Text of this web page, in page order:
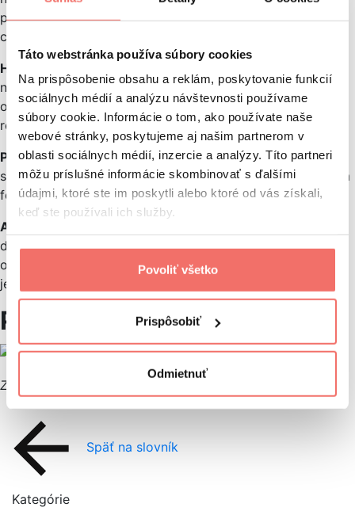
Táto webstránka používa súbory cookies
Na prispôsobenie obsahu a reklám, poskytovanie funkcií
sociálnych médií a analýzu návštevnosti používame
súbory cookie. Informácie o tom, ako používate naše
webové stránky, poskytujeme aj našim partnerom v
oblasti sociálnych médií, inzercie a analýzy. Títo partneri
môžu príslušné informácie skombinovať s ďalšími
údajmi, ktoré ste im poskytli alebo ktoré od vás získali,
keď ste používali ich služby.
Povoliť všetko
Prispôsobiť
Odmietnuť
politika, technológia, humor, zvieratá, filmy, veda,
cestovanie atď.
Hlasovanie a komentovanie:
nahor alebo nadol pre príspevky a komentáre, čím
ovplyvňujú ich viditeľnosť a umiestnenie. Súčasne môžu
reagovať na komentáre, čím rozširujú priestor na diskusiu.
Prémiové členstvo: Reddit ponúka prémiové členstvo
s funkciami, ako je odstraňovanie reklám, prístup k tajným
fórám a pod.
Ask me Anything
dopytovať rôznych odborníkov či celebrít, ktoré im tieto
otázky dotazujú. Podmienkou pre napísanie odpovede
je overenie identity.
Príklad
Zdroj:
Späť na slovník
Kategórie